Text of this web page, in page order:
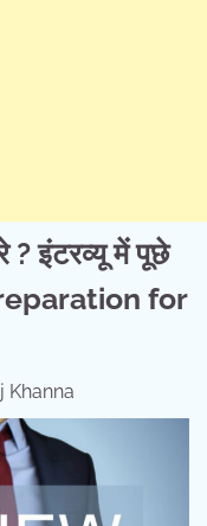
? इंटरव्यू में पूछे
for
Khanna